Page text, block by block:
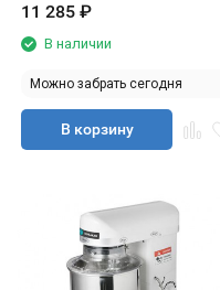
11 285 ₽
В наличии
Можно забрать сегодня
В корзину